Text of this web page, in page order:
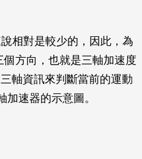
相對是較少的，因此，為
方向，也就是三軸加速度
軸資訊來判斷當前的運動
速器的示意圖。